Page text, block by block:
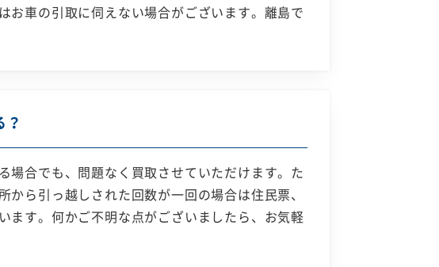
お車の引取に伺えない場合がございます。離島で
場合でも、問題なく買取させていただけます。た
ら引っ越しされた回数が一回の場合は住民票、
ます。何かご不明な点がございましたら、お気軽